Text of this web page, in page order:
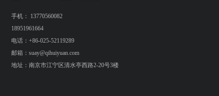
手机： 13770560082
18951961664
电话：+86-025-52119289
邮箱：suay@qihuiyuan.com
地址：南京市江宁区清水亭西路2-20号3楼